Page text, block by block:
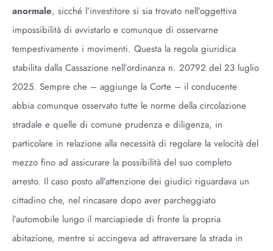
anormale, sicché l’investitore si sia trovato nell’oggettiva
impossibilità di avvistarlo e comunque di osservarne
tempestivamente i movimenti. Questa la regola giuridica
stabilita dalla Cassazione nell’ordinanza n. 20792 del 23 luglio
2025. Sempre che – aggiunge la Corte – il conducente
abbia comunque osservato tutte le norme della circolazione
stradale e quelle di comune prudenza e diligenza, in
particolare in relazione alla necessità di regolare la velocità del
mezzo fino ad assicurare la possibilità del suo completo
arresto. Il caso posto all’attenzione dei giudici riguardava un
cittadino che, nel rincasare dopo aver parcheggiato
l’automobile lungo il marciapiede di fronte la propria
abitazione, mentre si accingeva ad attraversare la strada in